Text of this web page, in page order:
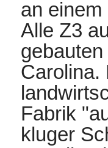
an
Alle Z3
Carolina.
Fabrik
kluger